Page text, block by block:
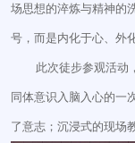
场思想的淬炼与精神的
号，而是内化于心、外
此次徒步参观活动，
同体意识入脑入心的一
了意志；沉浸式的现场